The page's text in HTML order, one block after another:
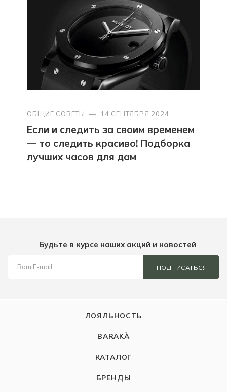
ОБЩИЕ СОВЕТЫ — 14 СЕНТЯБРЯ 2024
Если и следить за своим временем
— то следить красиво! Подборка
лучших часов для дам
Будьте в курсе наших акций и новостей
ПОДПИСАТЬСЯ
ЛОЯЛЬНОСТЬ
BARAKÀ
КАТАЛОГ
БРЕНДЫ